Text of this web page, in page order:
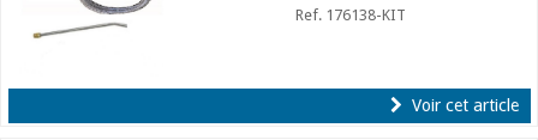
Ref. 176138-KIT
Voir cet article